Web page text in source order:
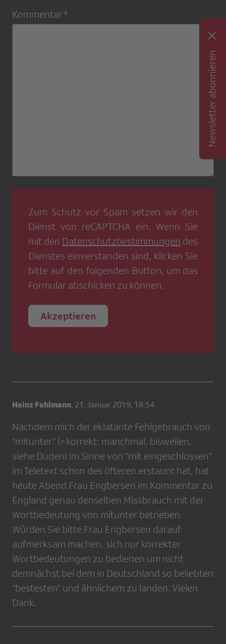
Kommentar *
Zum Schutz vor Spam setzen wir den
Dienst von reCAPTCHA ein. Wenn Sie
mit den Datenschutzbestimmungen des
Dienstes einverstanden sind, klicken Sie
bitte auf den folgenden Button, um das
Formular abschicken zu können.
Akzeptieren
Heinz Fehlmann, 21. Januar 2019, 18:54
Nachdem mich der eklatante Fehlgebrauch von
"mitunter" (=korrekt: manchmal, bisweilen,
siehe Duden) im Sinne von "mit eingeschlossen"
im Teletext schon des öfteren erstaunt hat, hat
heute Abend Frau Engbersen im Kommentar zu
England genau denselben Missbrauch mit der
Wortbedeutung von mitunter betrieben.
Würden Sie bitte Frau Engbersen darauf
aufmerksam machen, sich nur korrekter
Wortbedeutungen zu bedienen um nicht
demnächst bei dem in Deutschland so beliebten
"bestesten" und ähnlichem zu landen. Vielen
Dank.
Newsletter abonnieren